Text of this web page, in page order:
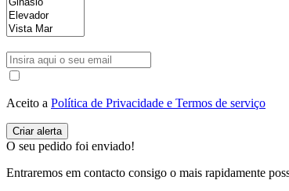
Aceito a Política de Privacidade e Termos de serviço
O seu pedido foi enviado!
Entraremos em contacto consigo o mais rapidamente